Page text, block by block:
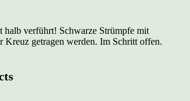
halb verführt! Schwarze Strümpfe mit
Kreuz getragen werden. Im Schritt offen.